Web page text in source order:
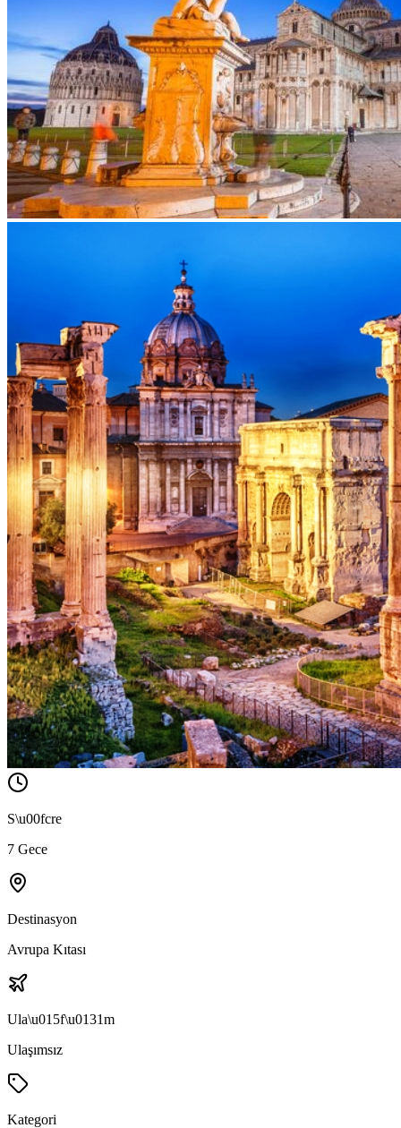
S\u00fcre
7 Gece
Destinasyon
Avrupa Kıtası
Ula\u015f\u0131m
Ulaşımsız
Kategori